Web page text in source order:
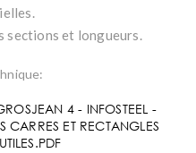
sections et longueurs.
4 - INFOSTEEL -
ET RECTANGLES